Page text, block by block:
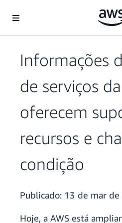
Pular para o conteúdo principal
Informações
de serviços
oferecem
recursos e
condição
Publicado: 13 de mar
Hoje, a AWS está